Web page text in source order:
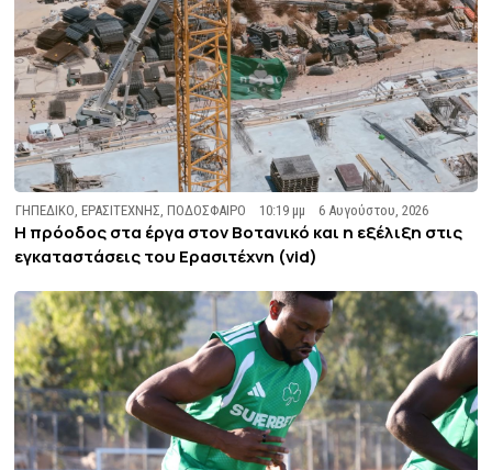
ΓΗΠΕΔΙΚΟ,ΕΡΑΣΙΤΕΧΝΗΣ,ΠΟΔΟΣΦΑΙΡΟ 10:19 μμ 6 Αυγούστου, 2026
Η πρόοδος στα έργα στον Βοτανικό και η εξέλιξη στις
εγκαταστάσεις του Ερασιτέχνη (vid)